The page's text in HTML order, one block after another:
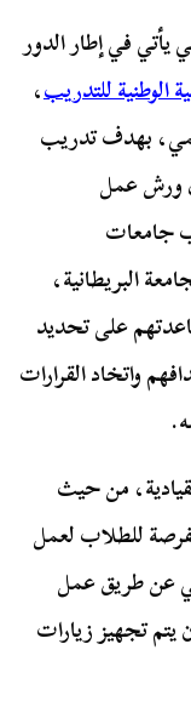
يأتي في إطار الدور
الوطنية للتدريب،
بهدف تدريب
ورش عمل
جامعات
البريطانية،
على تحديد
واتخاد القرارات
من حيث
للطلاب لعمل
عن طريق عمل
تجهيز زيارات